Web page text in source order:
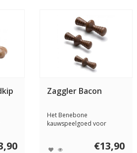
Zaggler Bacon
Het Benebone
kauwspeelgoed voor
€13,90